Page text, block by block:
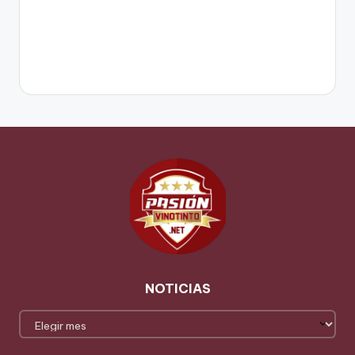
NOTICIAS
NOTICIAS